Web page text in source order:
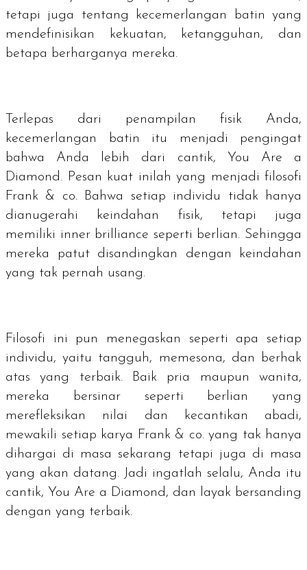
tetapi juga tentang kecemerlangan batin yang
mendefinisikan kekuatan, ketangguhan, dan
betapa berharganya mereka.
Terlepas dari penampilan fisik Anda,
kecemerlangan batin itu menjadi pengingat
bahwa Anda lebih dari cantik,
You Are a
Diamond. Pesan kuat inilah yang menjadi filosofi
Frank & co. Bahwa setiap individu tidak hanya
dianugerahi keindahan fisik, tetapi juga
memiliki inner brilliance seperti berlian. Sehingga
mereka patut disandingkan dengan keindahan
yang tak pernah usang.
Filosofi ini pun menegaskan seperti apa setiap
individu, yaitu tangguh, memesona, dan berhak
atas yang terbaik. Baik pria maupun wanita,
mereka bersinar seperti berlian yang
merefleksikan nilai dan kecantikan abadi,
mewakili setiap karya Frank & co. yang tak hanya
dihargai di masa sekarang tetapi juga di masa
yang akan datang. Jadi ingatlah selalu, Anda itu
cantik, You Are a Diamond, dan layak bersanding
dengan yang terbaik.